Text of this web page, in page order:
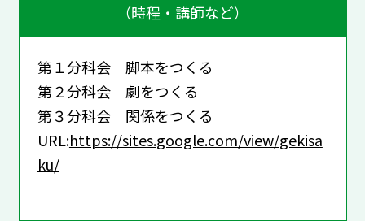
（時程・講師など）
第１分科会 脚本をつくる
第２分科会 劇をつくる
第３分科会 関係をつくる
URL:https://sites.google.com/view/gekisa
ku/